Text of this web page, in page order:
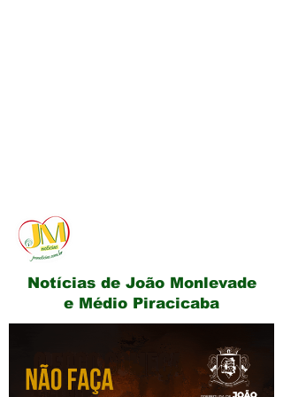
Notícias de João Monlevade
e Médio Piracicaba